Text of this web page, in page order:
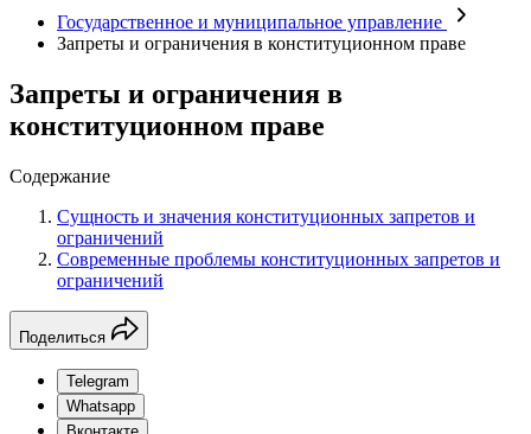
Государственное и муниципальное управление
Запреты и ограничения в конституционном праве
Запреты и ограничения в
конституционном праве
Содержание
Сущность и значения конституционных запретов и
ограничений
Современные проблемы конституционных запретов и
ограничений
Поделиться
Telegram
Whatsapp